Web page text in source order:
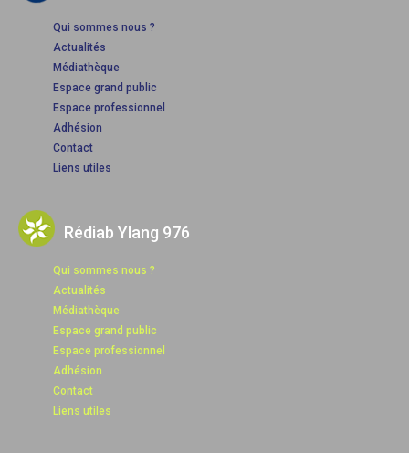
Qui sommes nous ?
Actualités
Médiathèque
Espace grand public
Espace professionnel
Adhésion
Contact
Liens utiles
Rédiab Ylang 976
Qui sommes nous ?
Actualités
Médiathèque
Espace grand public
Espace professionnel
Adhésion
Contact
Liens utiles